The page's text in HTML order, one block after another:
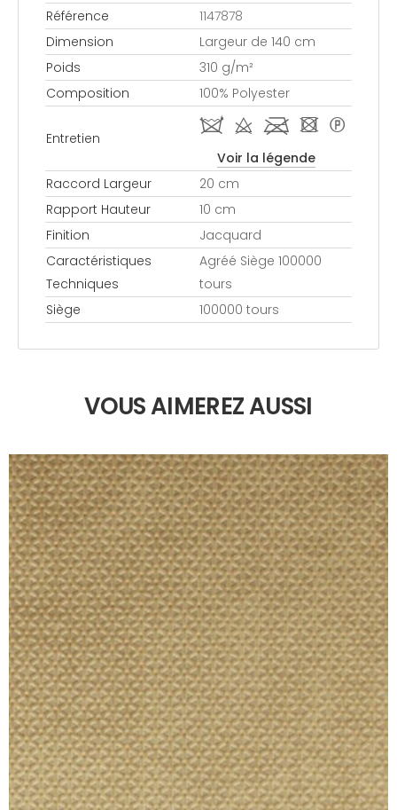
Référence
1147878
Dimension
Largeur de 140 cm
Poids
310 g/m²
Composition
100% Polyester
Entretien
i d l - *
Voir la légende
Raccord Largeur
20 cm
Rapport Hauteur
10 cm
Finition
Jacquard
Caractéristiques
Techniques
Agréé Siège 100000
tours
Siège
100000 tours
VOUS AIMEREZ AUSSI